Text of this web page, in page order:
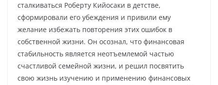
сталкиваться Роберту Кийосаки в детстве,
сформировали его убеждения и привили ему
желание избежать повторения этих ошибок в
собственной жизни. Он осознал, что финансовая
стабильность является неотъемлемой частью
счастливой семейной жизни, и решил посвятить
свою жизнь изучению и применению финансовых